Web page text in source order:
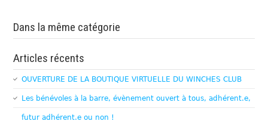
Dans la même catégorie
Articles récents
OUVERTURE DE LA BOUTIQUE VIRTUELLE DU WINCHES CLUB
Les bénévoles à la barre, évènement ouvert à tous, adhérent.e,
futur adhérent.e ou non !